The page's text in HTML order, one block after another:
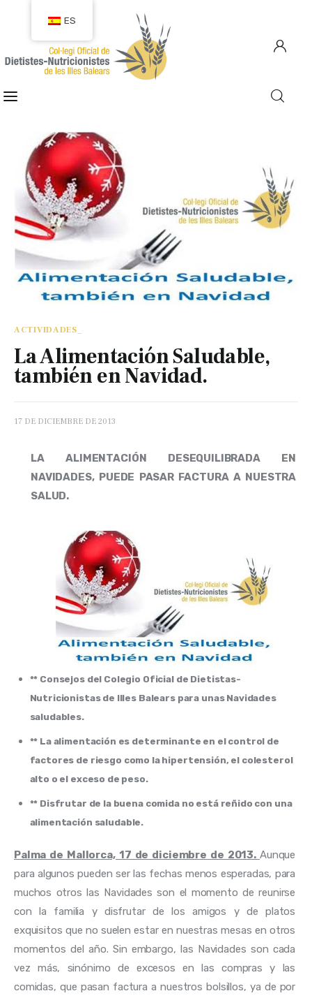
COLEGIADOS
EMPLEO
CIUDADANÍA
RECURSOS
TRANSPARENCIA
ACTIVIDADES_
La Alimentación Saludable,
también en Navidad.
17 DE DICIEMBRE DE 2013
LA ALIMENTACIÓN DESEQUILIBRADA EN
NAVIDADES, PUEDE PASAR FACTURA A NUESTRA
SALUD.
** Consejos del Colegio Oficial de Dietistas-
Nutricionistas de Illes Balears para unas Navidades
saludables.
** La alimentación es determinante en el control de
factores de riesgo como la hipertensión, el colesterol
alto o el exceso de peso.
** Disfrutar de la buena comida no está reñido con una
alimentación saludable.
Palma de Mallorca, 17 de diciembre de 2013. Aunque
para algunos pueden ser las fechas menos esperadas, para
muchos otros las Navidades son el momento de reunirse
con la familia y disfrutar de los amigos y de platos
exquisitos que no suelen estar en nuestras mesas en otros
momentos del año. Sin embargo, las Navidades son cada
vez más, sinónimo de excesos en las compras y las
comidas, que pasan factura a nuestros bolsillos, ya de por
ES